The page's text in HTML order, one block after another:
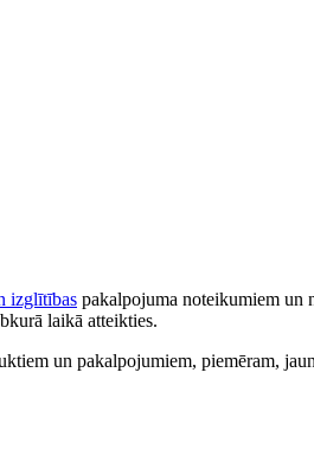
izglītības pakalpojuma noteikumiem un
laikā atteikties.
un pakalpojumiem, piemēram,